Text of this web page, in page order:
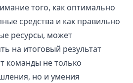
того, как оптимально
средства и как правильно
ресурсы, может
на итоговый результат
команды не только
но и умения